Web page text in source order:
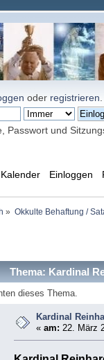
oder registrieren
Passwort und
Kalender Einloggen
» Okkulte Behaftung /
Thema: Kardinal
dieses Thema.
Kardinal
«am: 22. März